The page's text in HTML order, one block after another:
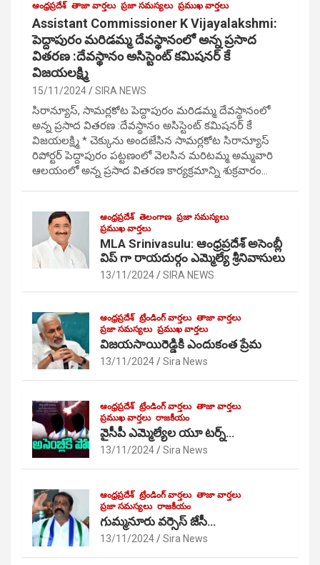
ఆంధ్రప్రదేశ్ తాజా వార్తలు ప్రజా సమస్యలు ప్రముఖ వార్తలు
Assistant Commissioner K Vijayalakshmi:
పెద్దాపురం మరిడమ్మ దేవస్థానంలో అన్న ప్రసాద
వితరణ :దేవస్థానం అసిస్టెంట్ కమిషనర్ కే
విజయలక్ష్మి
15/11/2024 SIRA NEWS
సిరాన్యూస్, సామర్లకోట పెద్దాపురం మరిడమ్మ దేవస్థానంలో
అన్న ప్రసాద వితరణ :దేవస్థానం అసిస్టెంట్ కమిషనర్ కే
విజయలక్ష్మి * చెక్కును అందజేసిన సామర్లకోట సిరాన్యూస్
రిపోర్టర్ పెద్దాపురం పట్టణంలో వెలసిన మరిటమ్మ అమ్మవారి
ఆలయంలో అన్న ప్రసాద వితరణ కార్యక్రమాన్ని శుక్రవారం…
ఆంధ్రప్రదేశ్ తెలంగాణ ప్రజా సమస్యలు
ప్రముఖ వార్తలు
MLA Srinivasulu: ఆంధ్రప్రదేశ్ అసెంబ్లీ
విప్ గా రాయదుర్గం ఎమ్మెల్యే శ్రీనివాసులు
13/11/2024 SIRA NEWS
ఆంధ్రప్రదేశ్ ట్రేండింగ్ వార్తలు తాజా వార్తలు
ప్రజా సమస్యలు ప్రముఖ వార్తలు
విజయసాయిరెడ్డికి ఎందుకంత ప్రేమ
13/11/2024 Sira News
ఆంధ్రప్రదేశ్ ట్రేండింగ్ వార్తలు తాజా వార్తలు
ప్రముఖ వార్తలు రాజకీయం
వైసీపీ ఎమ్మెల్యేల యూ టర్న్…
13/11/2024 Sira News
ఆంధ్రప్రదేశ్ ట్రేండింగ్ వార్తలు తాజా వార్తలు
ప్రజా సమస్యలు రాజకీయం
గుమ్మనూరు వర్సెస్ జేసీ…
13/11/2024 Sira News